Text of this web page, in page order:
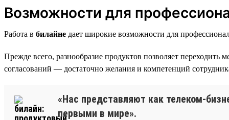
Возможности для
Работа в билайне дает широкие возможности для
Прежде всего, разнообразие продуктов позволяет переходить
согласований — достаточно желания и компетенций
«Нас представляют как телеком-
первыми в мире».